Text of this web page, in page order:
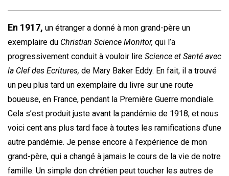
En 1917, un étranger a donné à mon grand-père un
exemplaire du Christian Science Monitor, qui l’a
progressivement conduit à vouloir lire Science et Santé avec
la Clef des Ecritures, de Mary Baker Eddy. En fait, il a trouvé
un peu plus tard un exemplaire du livre sur une route
boueuse, en France, pendant la Première Guerre mondiale.
Cela s’est produit juste avant la pandémie de 1918, et nous
voici cent ans plus tard face à toutes les ramifications d’une
autre pandémie. Je pense encore à l’expérience de mon
grand-père, qui a changé à jamais le cours de la vie de notre
famille. Un simple don chrétien peut toucher les autres de